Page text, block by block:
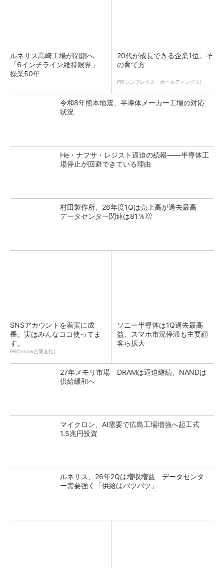
ルネサス高崎工場が閉鎖へ
「6インチライン維持限界」
操業50年
20代が成長できる企業1位。そ
の育て方
PR(シンプレクス・ホールディングス)
令和8年熊本地震、半導体メーカー工場の対応
状況
He・ナフサ・レジスト逼迫の続報――半導体工
場停止が回避できている理由
村田製作所、26年度1Qは売上高が過去最高
データセンター関連は81％増
SNSアカウントを着実に成
長。実はみんなココ使ってま
す。
PR(Dreaw合同会社)
ソニー半導体は1Q過去最高
益、スマホ市況停滞も主要顧
客ら拡大
27年メモリ市場 DRAMは逼迫継続、NANDは
供給緩和へ
マイクロン、AI需要で広島工場増強へ起工式
1.5兆円投資
ルネサス、26年2Qは増収増益 データセンタ
ー需要強く「供給はパツパツ」